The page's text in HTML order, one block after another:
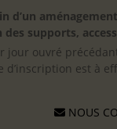
d’un
supports,
jour ouvré
est à
NOUS